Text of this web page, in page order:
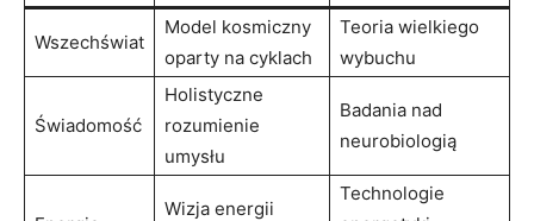
Wszechświat
Model kosmiczny
oparty na cyklach
Teoria wielkiego
wybuchu
Świadomość
Holistyczne
rozumienie
umysłu
Badania nad
neurobiologią
Wizja energii
Technologie